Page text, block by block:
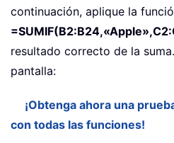
continuación, aplique la
resultado correcto de la
pantalla:
¡Obtenga ahora una
con todas las funciones!